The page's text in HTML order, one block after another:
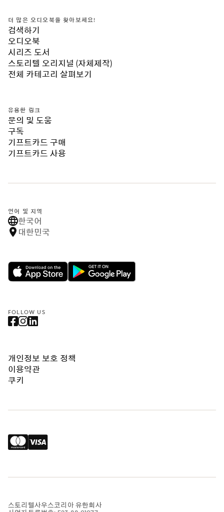
더 많은 오디오북을 찾아보세요!
검색하기
오디오북
시리즈 도서
스토리텔 오리지널 (자체제작)
전체 카테고리 살펴보기
유용한 링크
문의 및 도움
구독
기프트카드 구매
기프트카드 사용
언어 및 지역
한국어
대한민국
FOLLOW US
개인정보 보호 정책
이용약관
쿠키
스토리텔사우스코리아 유한회사